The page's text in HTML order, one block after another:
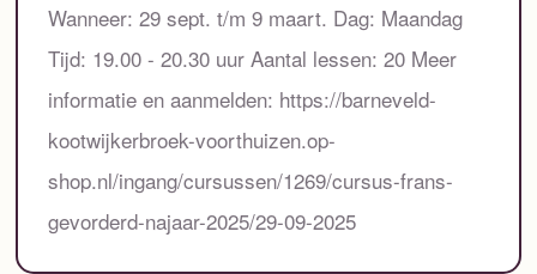
Wanneer: 29 sept. t/m 9 maart. Dag: Maandag
Tijd: 19.00 - 20.30 uur Aantal lessen: 20 Meer
informatie en aanmelden: https://barneveld-
kootwijkerbroek-voorthuizen.op-
shop.nl/ingang/cursussen/1269/cursus-frans-
gevorderd-najaar-2025/29-09-2025